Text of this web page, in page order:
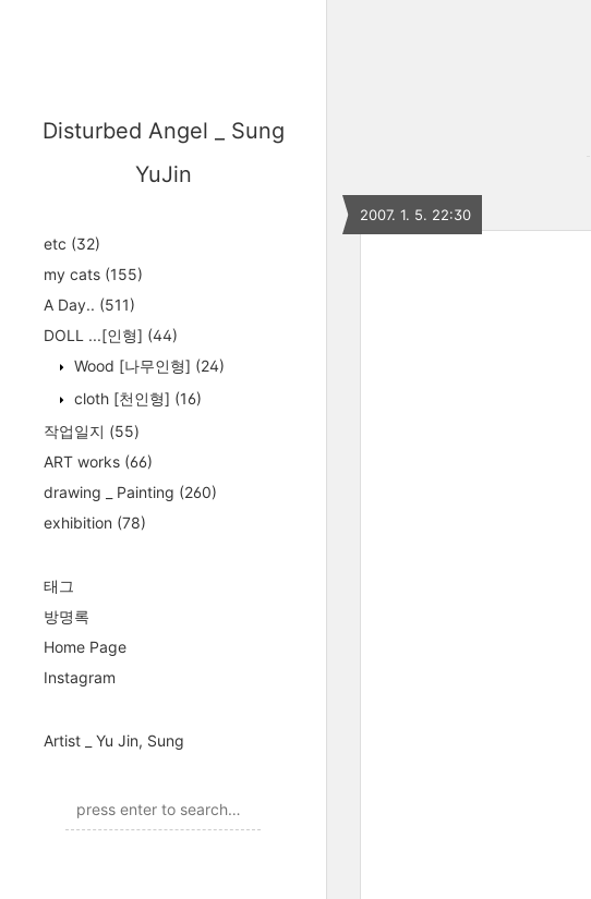
Disturbed Angel _ Sung
YuJin
etc (32)
my cats (155)
A Day.. (511)
DOLL ...[인형] (44)
Wood [나무인형] (24)
cloth [천인형] (16)
작업일지 (55)
ART works (66)
drawing _ Painting (260)
exhibition (78)
태그
방명록
Home Page
Instagram
Artist _ Yu Jin, Sung
2007. 1. 5. 22:30